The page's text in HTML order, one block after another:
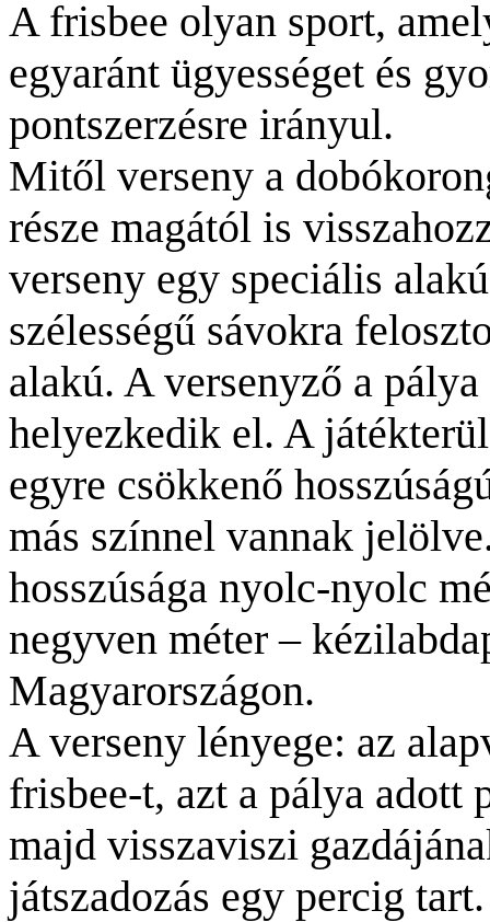
A frisbee olyan sport,
egyaránt ügyességet és
pontszerzésre irányul.
Mitől verseny a
része magától is
verseny egy speciális
szélességű sávokra
alakú. A versenyző a
helyezkedik el. A
egyre csökkenő
más színnel vannak
hosszúsága nyolc-nyolc
negyven méter –
Magyarországon.
A verseny lényege: az
frisbee-t, azt a pálya adott
majd visszaviszi
játszadozás egy percig